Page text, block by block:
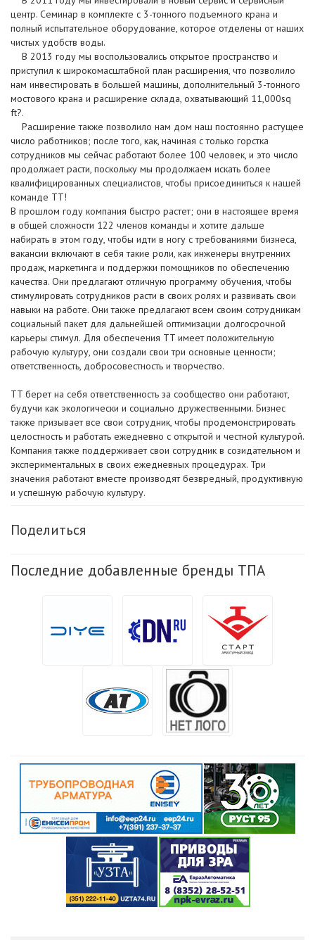
центр. Семинар в комплекте с 3-тонного подъемного крана и
полный испытательное оборудование, которое отделены от наших
чистых удобств воды.
В 2013 году мы воспользовались открытое пространство и
приступил к широкомасштабной план расширения, что позволило
нам инвестировать в большей машины, дополнительный 3-тонного
мостового крана и расширение склада, охватывающий 11,000sq
ft?.
Расширение также позволило нам дом наш постоянно растущее
число работников; после того, как, начиная с только горстка
сотрудников мы сейчас работают более 100 человек, и это число
продолжает расти, поскольку мы продолжаем искать более
квалифицированных специалистов, чтобы присоединиться к нашей
команде TT!
В прошлом году компания быстро растет; они в настоящее время
в общей сложности 122 членов команды и хотите дальше
набирать в этом году, чтобы идти в ногу с требованиями бизнеса,
вакансии включают в себя такие роли, как инженеры внутренних
продаж, маркетинга и поддержки помощников по обеспечению
качества. Они предлагают отличную программу обучения, чтобы
стимулировать сотрудников расти в своих ролях и развивать свои
навыки на работе. Они также предлагают всем своим сотрудникам
социальный пакет для дальнейшей оптимизации долгосрочной
карьеры стимул. Для обеспечения TT имеет положительную
рабочую культуру, они создали свои три основные ценности;
ответственность, добросовестность и творчество.
TT берет на себя ответственность за сообщество они работают,
будучи как экологически и социально дружественными. Бизнес
также призывает все свои сотрудник, чтобы продемонстрировать
целостность и работать ежедневно с открытой и честной культурой.
Компания также поддерживает свои сотрудник в созидательном и
экспериментальных в своих ежедневных процедурах. Три
значения работают вместе производят безвредный, продуктивную
и успешную рабочую культуру.
Поделиться
Последние добавленные бренды ТПА